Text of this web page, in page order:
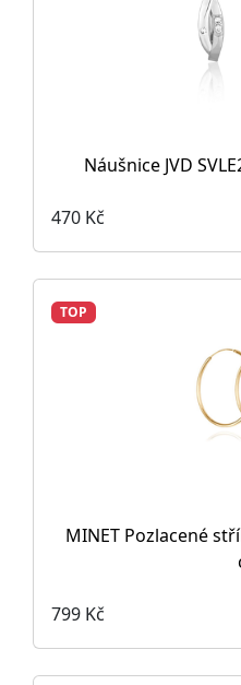
Náušnice JVD
470 Kč
TOP
MINET Pozlacené
799 Kč